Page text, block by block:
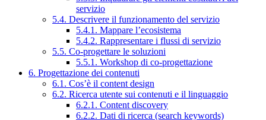
servizio
5.4. Descrivere il funzionamento del servizio
5.4.1. Mappare l’ecosistema
5.4.2. Rappresentare i flussi di servizio
5.5. Co-progettare le soluzioni
5.5.1. Workshop di co-progettazione
6. Progettazione dei contenuti
6.1. Cos’è il content design
6.2. Ricerca utente sui contenuti e il linguaggio
6.2.1. Content discovery
6.2.2. Dati di ricerca (search keywords)